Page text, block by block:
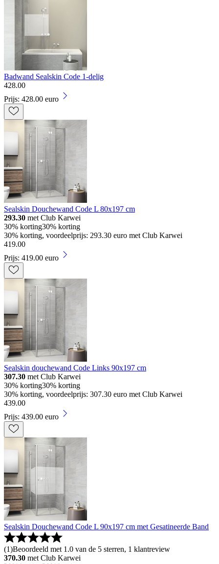
Badwand Sealskin Code 1-delig
428.00
Prijs: 428.00 euro
Sealskin Douchewand Code L 80x197 cm
293.30 met Club Karwei
30% korting30% korting
30% korting, voordeelprijs: 293.30 euro met Club Karwei
419.00
Prijs: 419.00 euro
Sealskin douchewand Code Links 90x197 cm
307.30 met Club Karwei
30% korting30% korting
30% korting, voordeelprijs: 307.30 euro met Club Karwei
439.00
Prijs: 439.00 euro
Sealskin Douchewand Code L 90x197 cm met Gesatineerde Band
(1)Beoordeeld met 1.0 van de 5 sterren, 1 klantreview
370.30 met Club Karwei